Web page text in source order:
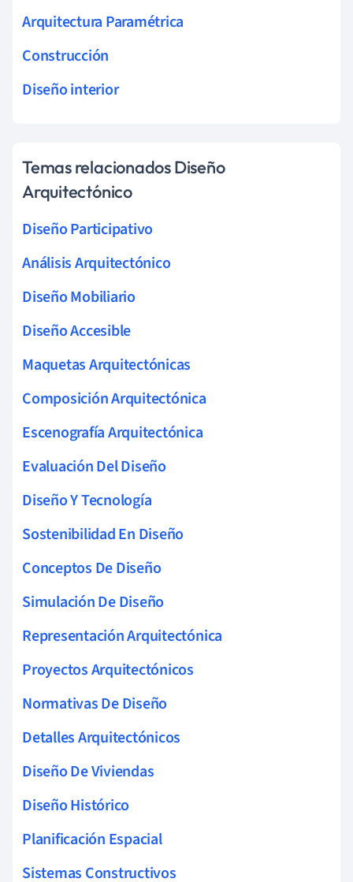
Arquitectura Paramétrica
Construcción
Diseño interior
Temas relacionados Diseño
Arquitectónico
Diseño Participativo
Análisis Arquitectónico
Diseño Mobiliario
Diseño Accesible
Maquetas Arquitectónicas
Composición Arquitectónica
Escenografía Arquitectónica
Evaluación Del Diseño
Diseño Y Tecnología
Sostenibilidad En Diseño
Conceptos De Diseño
Simulación De Diseño
Representación Arquitectónica
Proyectos Arquitectónicos
Normativas De Diseño
Detalles Arquitectónicos
Diseño De Viviendas
Diseño Histórico
Planificación Espacial
Sistemas Constructivos